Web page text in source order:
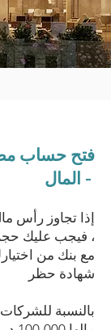
فتح حساب
المال -
، فيجب عليك
مع بنك من
شهادة حظر
بالنسبة